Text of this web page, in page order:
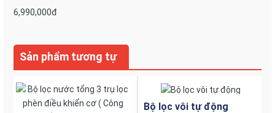
6,990,000đ
Sản phẩm tương tự
Bộ lọc vôi tự động